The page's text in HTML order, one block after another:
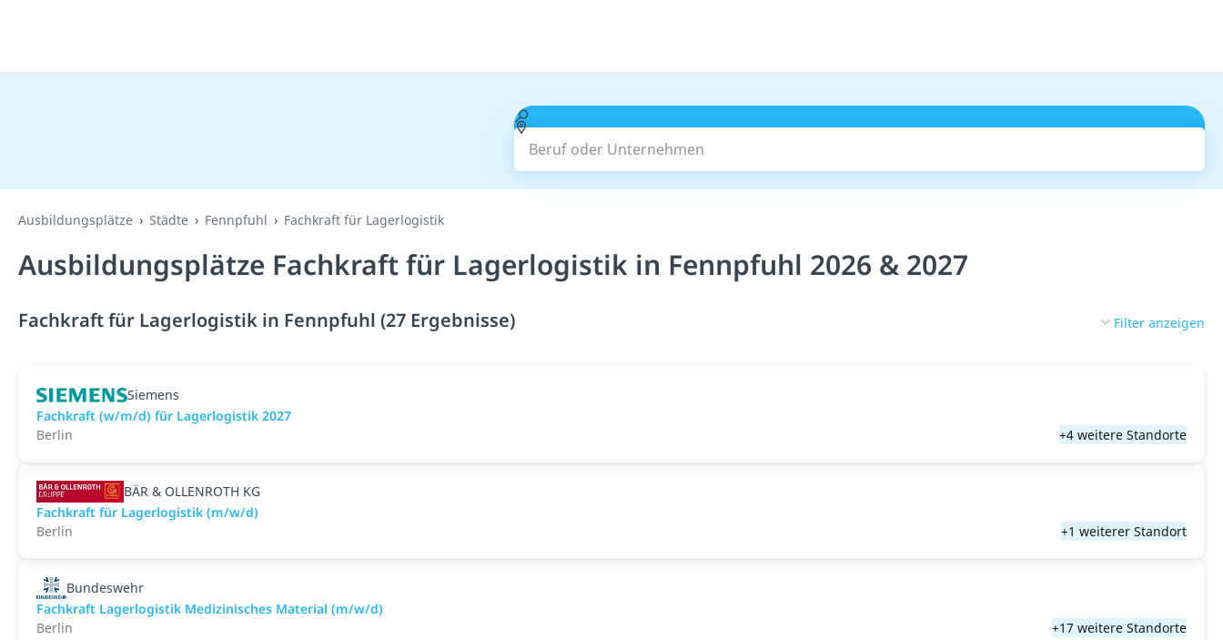
Beruf oder Unternehmen
Ausbildungsplätze Städte Fennpfuhl Fachkraft für Lagerlogistik
Ausbildungsplätze Fachkraft für Lagerlogistik in Fennpfuhl 2026 & 2027
Fachkraft für Lagerlogistik in Fennpfuhl (27 Ergebnisse) Filter anzeigen
Siemens
Fachkraft (w/m/d) für Lagerlogistik 2027
Berlin
+4 weitere Standorte
BÄR & OLLENROTH KG
Fachkraft für Lagerlogistik (m/w/d)
Berlin
+1 weiterer Standort
Bundeswehr
Fachkraft Lagerlogistik Medizinisches Material (m/w/d)
Berlin
+17 weitere Standorte